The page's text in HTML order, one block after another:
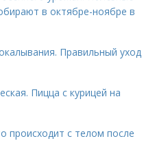
в октябре-ноябре в
Правильный уход
Пицца с курицей на
происходит с телом после